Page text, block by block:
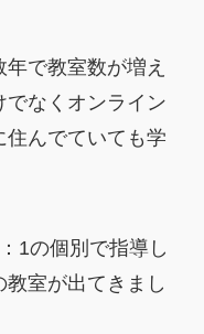
で教室数が増え
でなくオンライン
住んでていても学
1の個別で指導し
教室が出てきまし